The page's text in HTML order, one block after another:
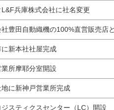
L&F兵庫株式会社に社名変更
豊田自動織機の100%直営販売店と
新本社社屋完成
所摩耶分室開設
地に新神戸営業所完成
スティクスセンター（LC）開設